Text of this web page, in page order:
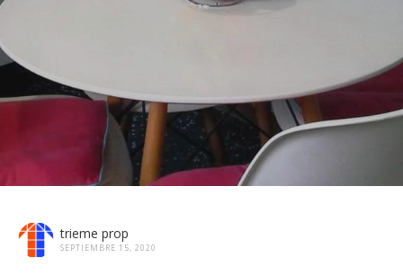
trieme prop
SEPTIEMBRE 15, 2020